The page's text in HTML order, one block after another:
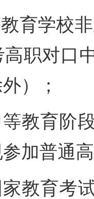
学校非
职对口
）；
育阶段
加普通
育考试